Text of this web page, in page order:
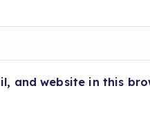
and website in this